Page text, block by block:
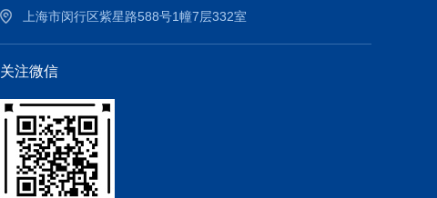
上海市闵行区紫星路588号1幢7层332室
关注微信